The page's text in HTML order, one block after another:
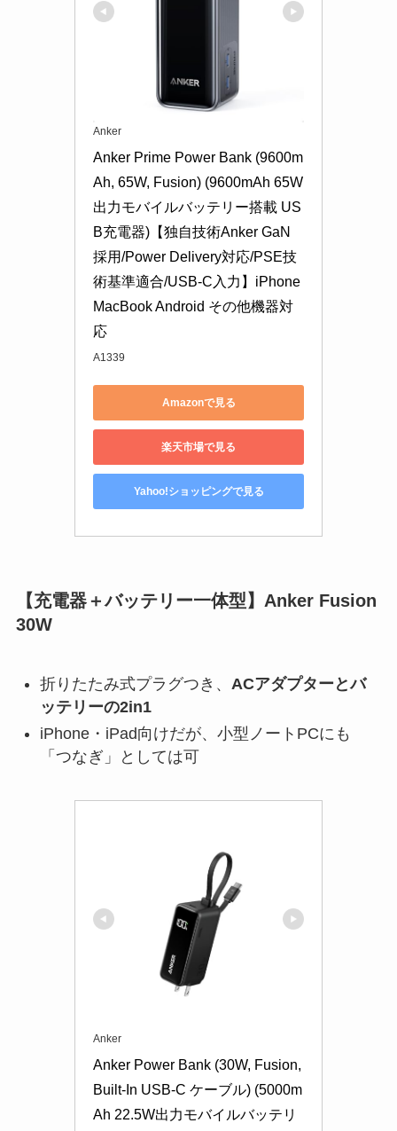
Anker
Anker Prime Power Bank (9600m
Ah, 65W, Fusion) (9600mAh 65W
出力モバイルバッテリー搭載 US
B充電器)【独自技術Anker GaN
採用/Power Delivery対応/PSE技
術基準適合/USB-C入力】iPhone
MacBook Android その他機器対
応
A1339
Amazonで見る
楽天市場で見る
Yahoo!ショッピングで見る
【充電器＋バッテリー一体型】Anker Fusion
30W
折りたたみ式プラグつき、 ACアダプターとバ
ッテリーの2in1
iPhone・iPad向けだが、小型ノートPCにも
「つなぎ」としては可
Anker
Anker Power Bank (30W, Fusion,
Built-In USB-C ケーブル) (5000m
Ah 22.5W出力モバイルバッテリ